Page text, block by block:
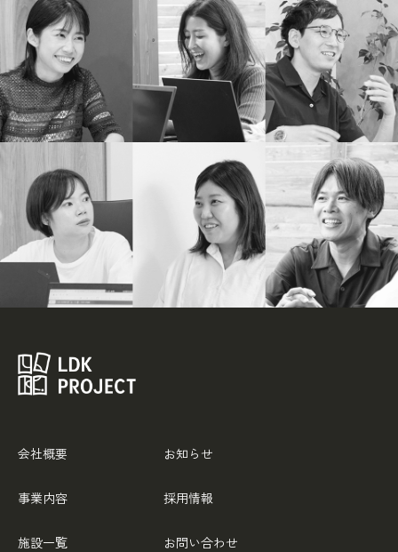
会社概要
事業内容
施設一覧
お知らせ
採用情報
お問い合わせ